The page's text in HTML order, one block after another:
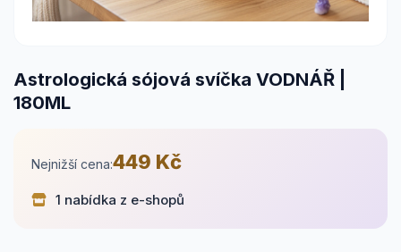
Astrologická sójová svíčka VODNÁŘ |
180ML
Nejnižší cena:449 Kč
1 nabídka z e-shopů